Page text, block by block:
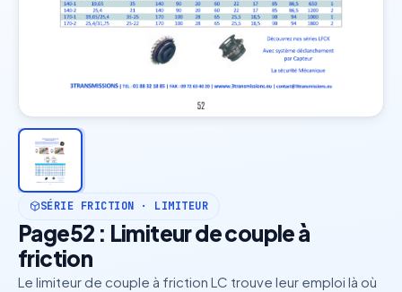
SÉRIE FRICTION · LIMITEUR
Page52 : Limiteur de couple à
friction
Le limiteur de couple à friction LC trouve leur emploi là où